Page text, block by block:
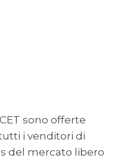
sono offerte
i venditori di
del mercato libero